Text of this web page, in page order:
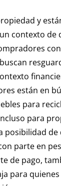
y
contexto de
están en
para
para
posibilidad
parte en
de pago,
para